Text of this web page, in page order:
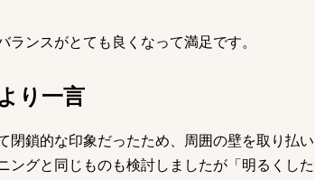
ランスがとても良くなって満足です。
り一言
閉鎖的な印象だったため、周囲の壁を取り払
ングと同じものも検討しましたが「明るくし